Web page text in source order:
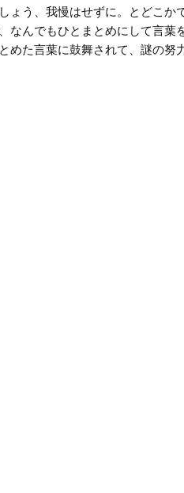
ょう、我慢はせずに。とどこか
なんでもひとまとめにして言葉
めた言葉に鼓舞されて、謎の努